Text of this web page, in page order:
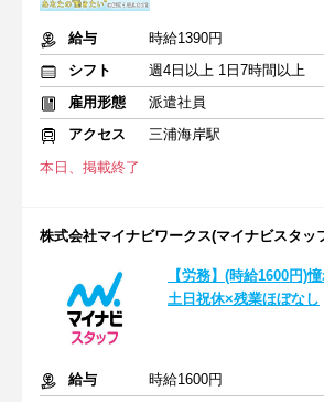
給与
時給1390円
シフト
週4日以上 1日7時間以上
雇用形態
派遣社員
アクセス
三浦海岸駅
本日、掲載終了
株式会社マイナビワークス(マイナビスタッ
【労務】(時給1600円)
土日祝休×残業ほぼなし
給与
時給1600円